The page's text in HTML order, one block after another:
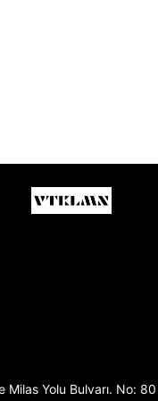
Milas Yolu Bulvarı. No: